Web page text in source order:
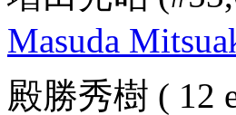
Masuda
殿勝秀樹 ( 12